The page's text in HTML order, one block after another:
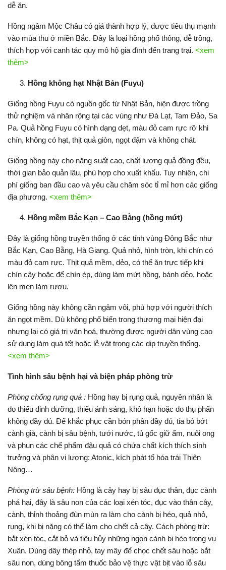
dễ ăn.
Hồng ngâm Mộc Châu có giá thành hợp lý, được tiêu thụ mạnh
vào mùa thu ở miền Bắc. Đây là loại hồng phổ thông, dễ trồng,
thích hợp với canh tác quy mô hộ gia đình đến trang trại. <xem
thêm>
Hồng không hạt Nhật Bản (Fuyu)
Giống hồng Fuyu có nguồn gốc từ Nhật Bản, hiện được trồng
thử nghiệm và nhân rộng tại các vùng như Đà Lạt, Tam Đảo, Sa
Pa. Quả hồng Fuyu có hình dạng dẹt, màu đỏ cam rực rỡ khi
chín, không có hạt, thịt quả giòn, ngọt đậm và không chát.
Giống hồng này cho năng suất cao, chất lượng quả đồng đều,
thời gian bảo quản lâu, phù hợp cho xuất khẩu. Tuy nhiên, chi
phí giống ban đầu cao và yêu cầu chăm sóc tỉ mỉ hơn các giống
địa phương. <xem thêm>
Hồng mềm Bắc Kạn – Cao Bằng (hồng mứt)
Đây là giống hồng truyền thống ở các tỉnh vùng Đông Bắc như
Bắc Kạn, Cao Bằng, Hà Giang. Quả nhỏ, hình tròn, khi chín có
màu đỏ cam rực. Thịt quả mềm, dẻo, có thể ăn trực tiếp khi
chín cây hoặc để chín ép, dùng làm mứt hồng, bánh dẻo, hoặc
lên men làm rượu.
Giống hồng này không cần ngâm vôi, phù hợp với người thích
ăn ngọt mềm. Dù không phổ biến trong thương mại hiện đại
nhưng lại có giá trị văn hoá, thường được người dân vùng cao
sử dụng làm quà tết hoặc lễ vật trong các dịp truyền thống.
<xem thêm>
Tình hình sâu bệnh hại và biện pháp phòng trừ
Phòng chống rụng quả : Hồng hay bị rụng quả, nguyên nhân là
do thiếu dinh dưỡng, thiếu ánh sáng, khô hạn hoặc do thụ phấn
không đầy đủ. Để khắc phục cần bón phân đầy đủ, tỉa bỏ bớt
cành già, cành bị sâu bệnh, tưới nước, tủ gốc giữ ẩm, nuôi ong
và phun các chế phẩm đậu quả có chứa chất kích thích sinh
trưởng và phân vi lượng: Atonic, kích phát tố hóa trái Thiên
Nông…
Phòng trừ sâu bệnh: Hồng là cây hay bị sâu đục thân, đục cành
phá hại, đây là sâu non của các loại xén tóc, đục vào thân cây,
cành, thỉnh thoảng đùn mùn ra làm cho cành bị héo, quả nhỏ,
rụng, khi bị nặng có thể làm cho chết cả cây. Cách phòng trừ:
bắt xén tóc, cắt bỏ và tiêu hủy những ngọn cành bị héo trong vụ
Xuân. Dùng dây thép nhỏ, tay mây để chọc chết sâu hoặc bắt
sâu non, dùng bông tẩm thuốc bảo vệ thực vật bịt vào lỗ sâu